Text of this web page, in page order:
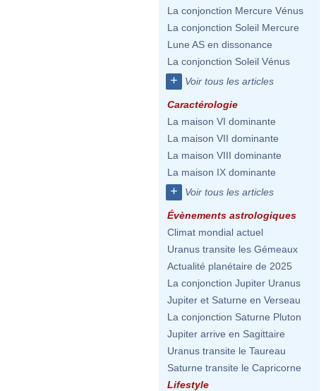
La conjonction Mercure Vénus
La conjonction Soleil Mercure
Lune AS en dissonance
La conjonction Soleil Vénus
+ Voir tous les articles
Caractérologie
La maison VI dominante
La maison VII dominante
La maison VIII dominante
La maison IX dominante
+ Voir tous les articles
Évènements astrologiques
Climat mondial actuel
Uranus transite les Gémeaux
Actualité planétaire de 2025
La conjonction Jupiter Uranus
Jupiter et Saturne en Verseau
La conjonction Saturne Pluton
Jupiter arrive en Sagittaire
Uranus transite le Taureau
Saturne transite le Capricorne
Lifestyle